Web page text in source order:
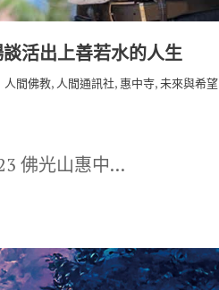
活出上善若水的人生
人間佛教, 人間通訊社, 惠中寺,未來與希望
佛光山惠中…